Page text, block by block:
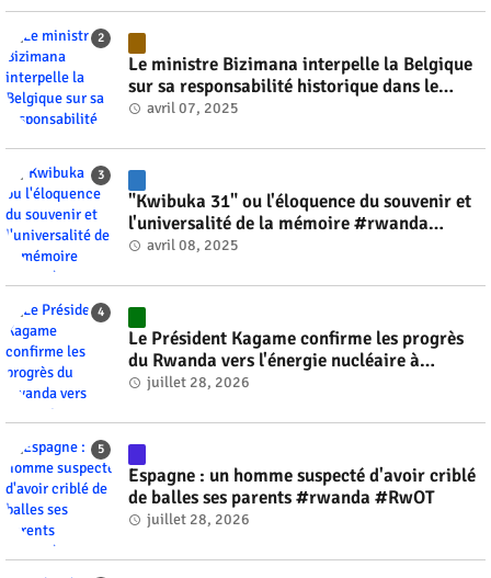
Le ministre Bizimana interpelle la Belgique
sur sa responsabilité historique dans le
génocide #rwanda #RwOT
avril 07, 2025
"Kwibuka 31" ou l'éloquence du souvenir et
l'universalité de la mémoire #rwanda
#RwOT
avril 08, 2025
Le Président Kagame confirme les progrès
du Rwanda vers l'énergie nucléaire à
l'horizon 2030 #rwanda #RwOT
juillet 28, 2026
Espagne : un homme suspecté d'avoir criblé
de balles ses parents #rwanda #RwOT
juillet 28, 2026